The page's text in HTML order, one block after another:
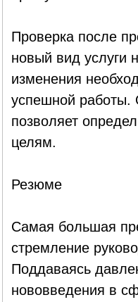
Проверка после
новый вид услуги
изменения
успешной работы.
позволяет
целям.
Резюме
Самая большая
стремление
Поддаваясь
нововведения в